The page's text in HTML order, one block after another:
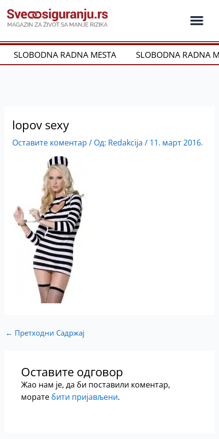
на
садржај
SLOBODNA RADNA MESTA SLOBODNA RADNA
lopov sexy
Оставите коментар / Од: Redakcija / 11. март 2016.
← Претходни Садржај
Оставите одговор
Жао нам је, да би поставили коментар,
морате бити пријављени.